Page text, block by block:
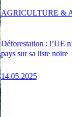
Déforestation : l’UE
pays sur sa liste noire
14.05.2025
AGRICULTURE &